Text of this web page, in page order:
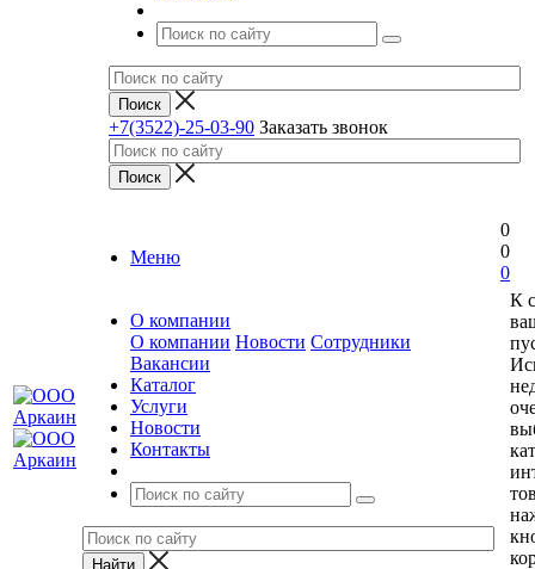
+7(3522)-25-03-90 Заказать звонок
Меню
О компании
О компании Новости Сотрудники
Вакансии
Каталог
Услуги
Новости
Контакты
0
0
0
К